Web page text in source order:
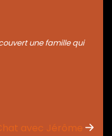
une famille qui
avec Jérôme